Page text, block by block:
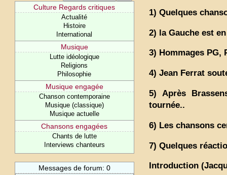
Culture Regards critiques
Actualité
Histoire
International
Musique
Lutte idéologique
Religions
Philosophie
Musique engagée
Chanson contemporaine
Musique (classique)
Musique actuelle
Chansons engagées
Chants de lutte
Interviews chanteurs
Messages de forum: 0
1) Quelques
2) la Gauche est
3) Hommages PG,
4) Jean Ferrat
5) Après
tournée..
6) Les chansons
7) Quelques
Introduction